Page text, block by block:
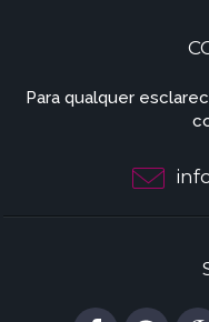
Para qualquer